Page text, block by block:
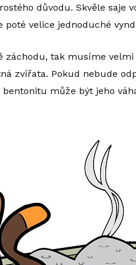
důvodu. Skvěle saje
velice jednoduché
záchodu, tak musíme
zvířata. Pokud nebude
může být jeho